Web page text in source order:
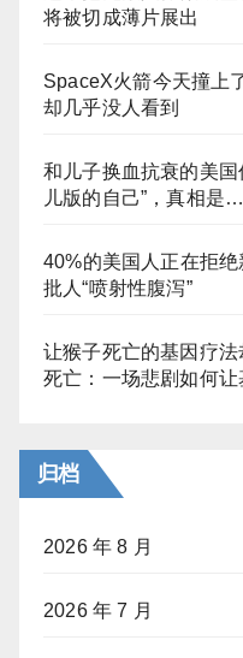
将被切成薄片展出
SpaceX火箭今天撞上
却几乎没人看到
和儿子换血抗衰的美国
儿版的自己”，真相是
40%的美国人正在拒
批人“喷射性腹泻”
让猴子死亡的基因疗
死亡：一场悲剧如何
归档
2026 年 8 月
2026 年 7 月